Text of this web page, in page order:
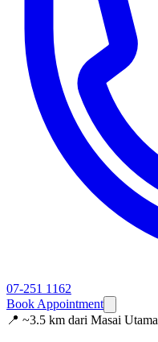
07-251 1162
Book Appointment
📍 ~3.5 km dari Masai Utama